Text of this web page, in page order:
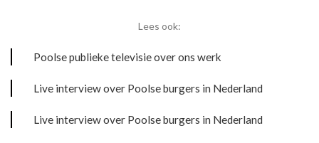
Lees ook:
Poolse publieke televisie over ons werk
Live interview over Poolse burgers in Nederland
Live interview over Poolse burgers in Nederland